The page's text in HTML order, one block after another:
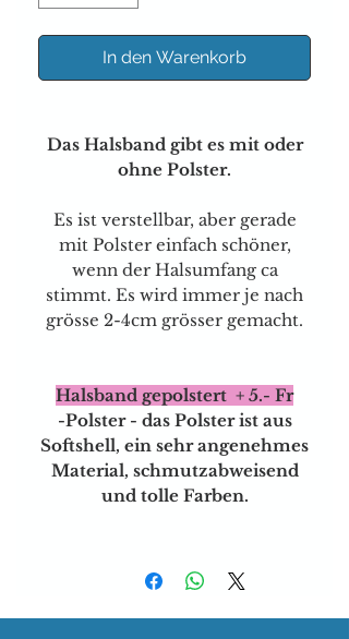
In den Warenkorb
Das Halsband gibt es mit oder
ohne Polster.
Es ist verstellbar, aber gerade
mit Polster einfach schöner,
wenn der Halsumfang ca
stimmt. Es wird immer je nach
grösse 2-4cm grösser gemacht.
Halsband gepolstert + 5.- Fr
-Polster - das Polster ist aus
Softshell, ein sehr angenehmes
Material, schmutzabweisend
und tolle Farben.